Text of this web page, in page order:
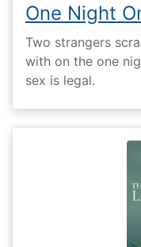
One Night
Two strangers
with on the one
sex is legal.